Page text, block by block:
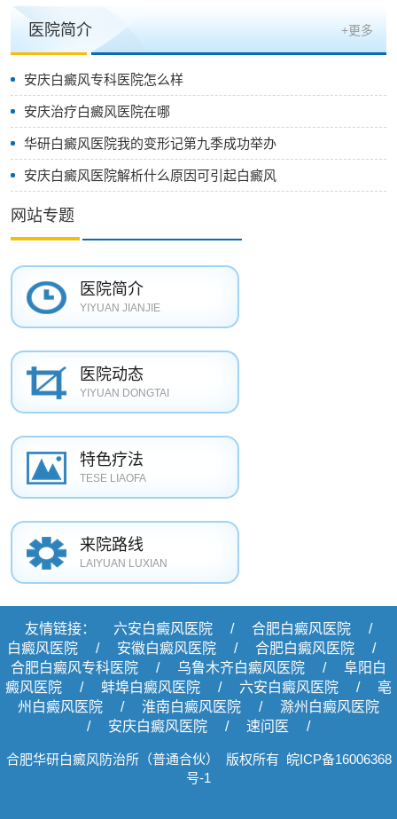
医院简介 +更多
安庆白癜风专科医院怎么样
安庆治疗白癜风医院在哪
华研白癜风医院我的变形记第九季成功举办
安庆白癜风医院解析什么原因可引起白癜风
网站专题
医院简介
YIYUAN JIANJIE
医院动态
YIYUAN DONGTAI
特色疗法
TESE LIAOFA
来院路线
LAIYUAN LUXIAN
友情链接： 六安白癜风医院 / 合肥白癜风医院
/
白癜风医院
/ 安徽白癜风医院 / 合肥白癜风医院
/
合肥白癜风专科医院
/ 乌鲁木齐白癜风医院 /
阜阳白
癜风医院
/ 蚌埠白癜风医院 / 六安白癜风医院 /
亳
州白癜风医院
/ 淮南白癜风医院 /
滁州白癜风医院
/
安庆白癜风医院 / 速问医 /
合肥华研白癜风防治所（普通合伙） 版权所有 皖ICP备16006368
号-1